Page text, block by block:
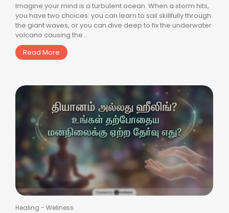
Imagine your mind is a turbulent ocean. When a storm hits,
you have two choices: you can learn to sail skillfully through
the giant waves, or you can dive deep to fix the underwater
volcano causing the...
Read More
Healing - Wellness